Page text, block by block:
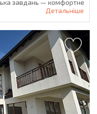
завдань — комфортне
Детальніше